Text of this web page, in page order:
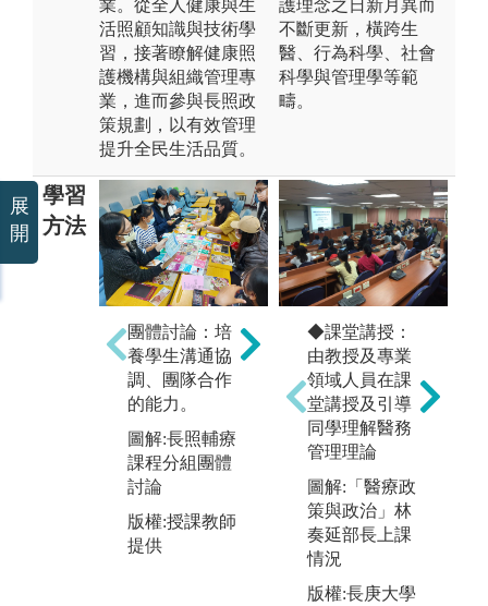
業。從全人健康與生
活照顧知識與技術學
習，接著瞭解健康照
護機構與組織管理專
業，進而參與長照政
策規劃，以有效管理
提升全民生活品質。
護理念之日新月異而
不斷更新，橫跨生
醫、行為科學、社會
科學與管理學等範
疇。
學習
方法
團體討論：培
養學生溝通協
調、團隊合作
的能力。
圖解:長照輔療
課程分組團體
討論
版權:授課教師
提供
問題導向學習
(PBL)：以實務
個案為例，培
養學生分析與
自我解決問題
的能力。
圖解:分組討論
分析問題解決
方案
版權:授課教師
提供
◆課堂講授：
由教授及專業
領域人員在課
堂講授及引導
同學理解醫務
管理理論
圖解:「醫療政
策與政治」林
奏延部長上課
情況
版權:長庚大學
展
開